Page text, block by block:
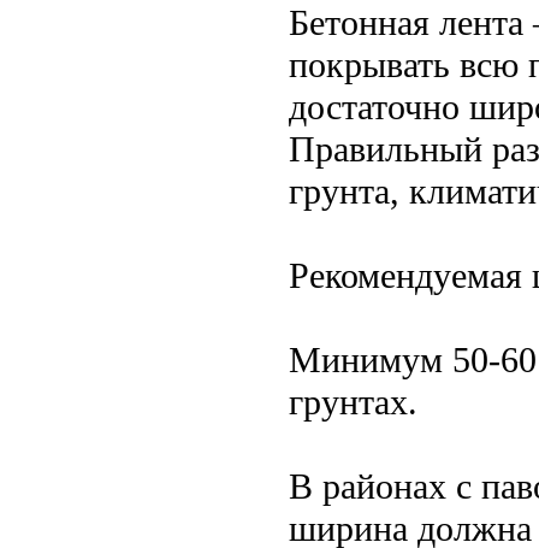
Бетонная
покрывать всю
достаточно
Правильный
грунта,
Минимум 50-60
грунтах.
В районах с
ширина должна